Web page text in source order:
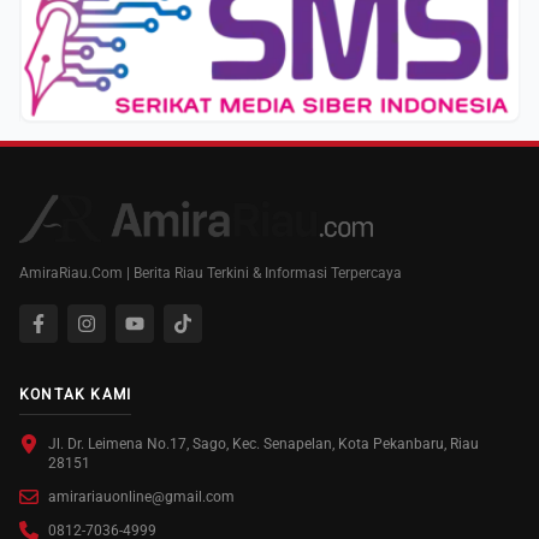
AmiraRiau.Com | Berita Riau Terkini & Informasi Terpercaya
KONTAK KAMI
Jl. Dr. Leimena No.17, Sago, Kec. Senapelan, Kota Pekanbaru, Riau
28151
amirariauonline@gmail.com
0812-7036-4999